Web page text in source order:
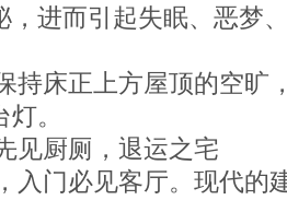
，进而引起失眠、恶梦
持床正上方屋顶的空旷
。
见厨厕，退运之宅
入门必见客厅。现代的